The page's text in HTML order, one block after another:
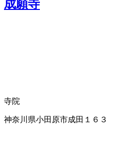
成願寺
寺院
神奈川県小田原市成田１６３